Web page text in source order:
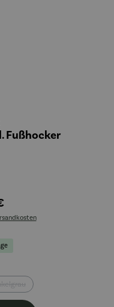
Fußhocker
(Diese Option ist zurzeit nicht